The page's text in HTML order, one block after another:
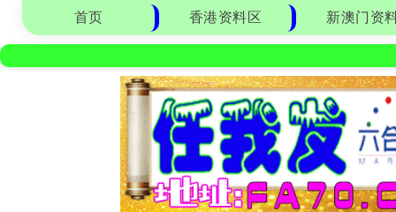
首页 香港资料区 新澳门资